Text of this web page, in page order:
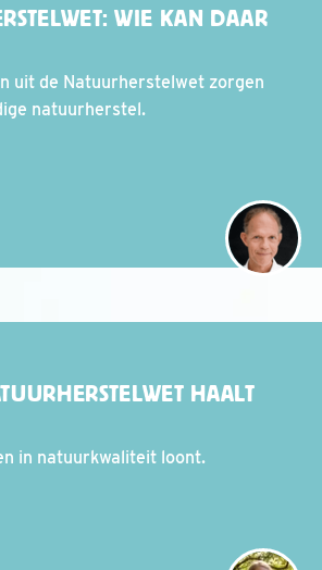
WIE KAN DAAR
uit de Natuurherstelwet zorgen
natuurherstel.
HAALT
in natuurkwaliteit loont.